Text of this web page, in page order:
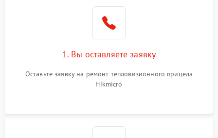
1. Вы оставляете заявку
Оставьте заявку на ремонт тепловизионного прицела
Hikmicro